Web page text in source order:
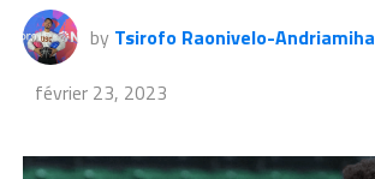
by Tsirofo Raonivelo-
février 23, 2023